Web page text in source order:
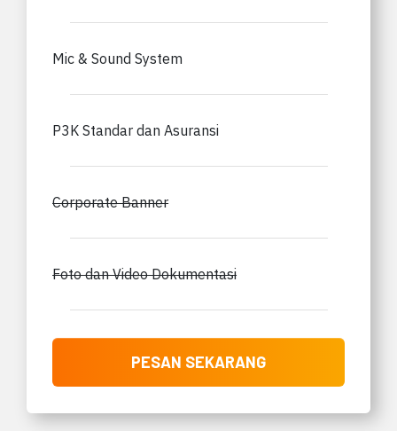
Mic & Sound System
P3K Standar dan Asuransi
Corporate Banner
Foto dan Video Dokumentasi
PESAN SEKARANG